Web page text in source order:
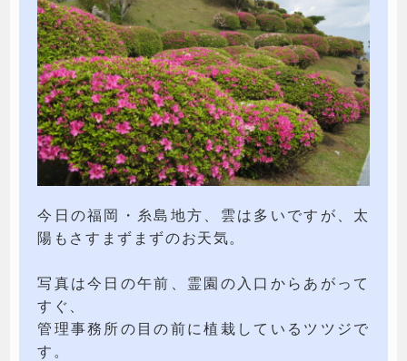
今日の福岡・糸島地方、雲は多いですが、太
陽もさすまずまずのお天気。
写真は今日の午前、霊園の入口からあがって
すぐ、
管理事務所の目の前に植栽しているツツジで
す。